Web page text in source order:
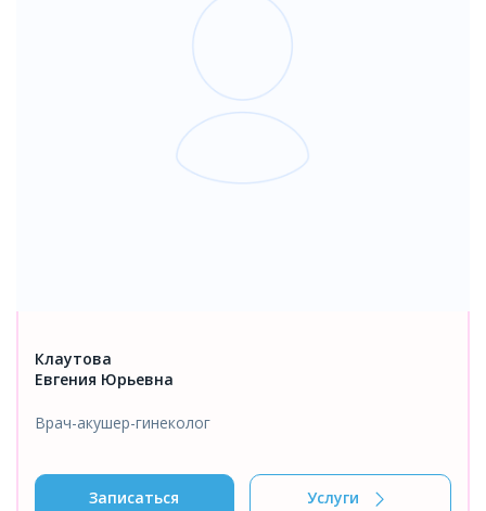
Клаутова
Евгения Юрьевна
Врач-акушер-гинеколог
Записаться Услуги